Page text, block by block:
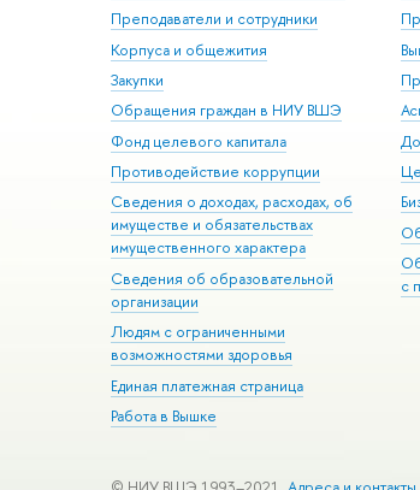
Преподаватели и сотрудники
Корпуса и общежития
Закупки
Обращения граждан в НИУ ВШЭ
Фонд целевого капитала
Противодействие коррупции
Сведения о доходах, расходах, об
имуществе и обязательствах
имущественного характера
Сведения об образовательной
организации
Людям с ограниченными
возможностями здоровья
Единая платежная страница
Работа в Вышке
с